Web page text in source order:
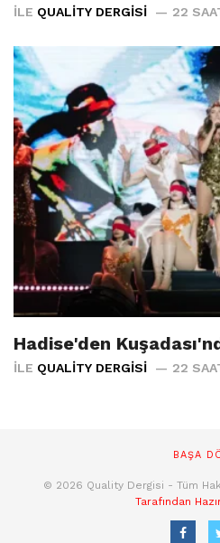
İLE QUALITY DERGISI 22
Hadise'den
İLE QUALITY DERGISI 22
BAŞA
© 2026 Quality Dergisi - Tüm
Tarafından